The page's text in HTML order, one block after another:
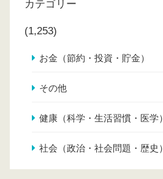
カテゴリー
(1,253)
お金（節約・投資・貯金）
その他
健康（科学・生活習慣・医学）
社会（政治・社会問題・歴史）